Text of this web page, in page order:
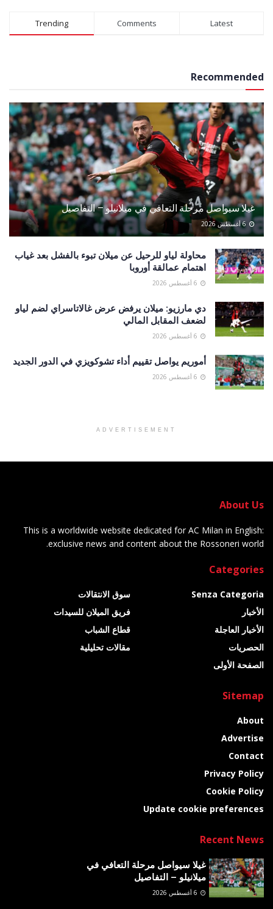
Alternative:
Trending Comments Latest
Recommended
غيلا سيواصل مرحلة التعافي في ميلانيلو – التفاصيل
محاولة لياو للرحيل عن ميلان تبوء بالفشل بعد غياب
اهتمام عمالقة أوروبا
دي مارزيو: ميلان يرفض عرض غالاتاسراي لضم لياو
لضعف المقابل المالي
أموريم يواصل تقييم أداء تشوكويزي في الدور الجديد
ADVERTISEMENT
About Us
This is a worldwide website dedicated for AC Milan in English:
exclusive news and content about the Rossoneri world.
Categories
Senza Categoria
الأخبار
الأخبار العاجلة
الحصريات
الصفحة الأولى
سوق الانتقالات
فريق الميلان للسيدات
قطاع الشباب
مقالات تحليلية
Sitemap
About
Advertise
Contact
Privacy Policy
Cookie Policy
Update cookie preferences
Recent News
غيلا سيواصل مرحلة التعافي في
ميلانيلو – التفاصيل